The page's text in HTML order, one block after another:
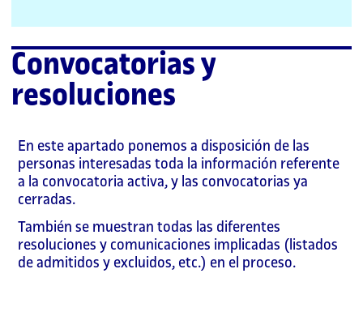
Convocatorias y
resoluciones
En este apartado ponemos a disposición de las
personas interesadas toda la información referente
a la convocatoria activa, y las convocatorias ya
cerradas.
También se muestran todas las diferentes
resoluciones y comunicaciones implicadas (listados
de admitidos y excluidos, etc.) en el proceso.